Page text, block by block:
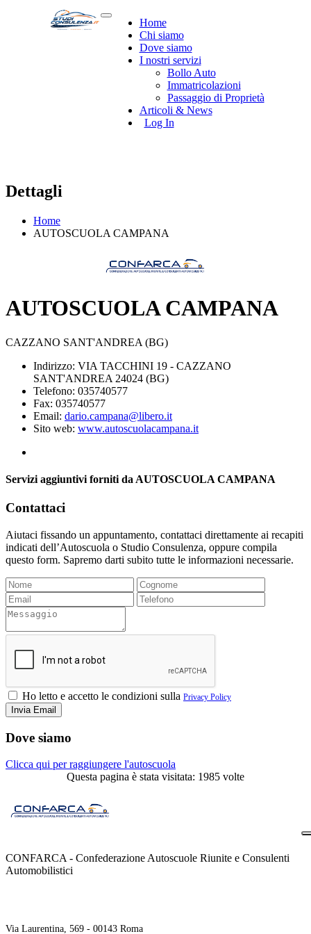
Home
Chi siamo
Dove siamo
I nostri servizi
Bollo Auto
Immatricolazioni
Passaggio di Proprietà
Articoli & News
Log In
Dettagli
Home
AUTOSCUOLA CAMPANA
AUTOSCUOLA CAMPANA
CAZZANO SANT'ANDREA (BG)
Indirizzo: VIA TACCHINI 19 - CAZZANO
SANT'ANDREA 24024 (BG)
Telefono: 035740577
Fax: 035740577
Email: dario.campana@libero.it
Sito web: www.autoscuolacampana.it
Servizi aggiuntivi forniti da AUTOSCUOLA CAMPANA
Contattaci
Aiutaci fissando un appuntamento, contattaci direttamente ai recapiti
indicati dell’Autoscuola o Studio Consulenza, oppure compila
questo form. Sapremo darti subito tutte le informazioni necessarie.
Ho letto e accetto le condizioni sulla Privacy Policy
Dove siamo
Clicca qui per raggiungere l'autoscuola
Questa pagina è stata visitata: 1985 volte
CONFARCA - Confederazione Autoscuole Riunite e Consulenti
Automobilistici
Via Laurentina, 569 - 00143 Roma